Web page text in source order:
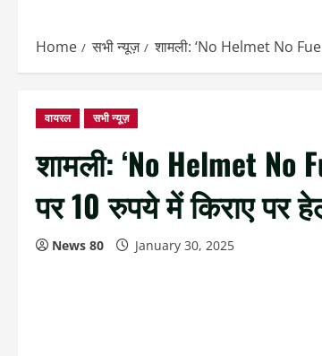
Home सभी न्यूज़ शामली: ‘No Helmet No
वायरल सभी न्यूज़
शामली: ‘No Helmet No
पर 10 रुपये में किराए पर
News 80 January 30, 2025